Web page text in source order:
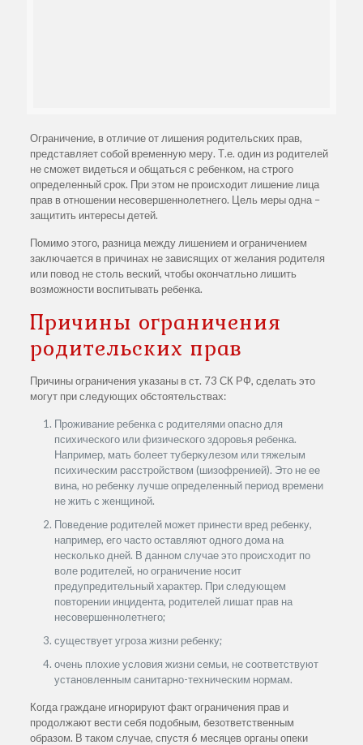
Ограничение, в отличие от лишения родительских прав,
представляет собой временную меру. Т.е. один из родителей
не сможет видеться и общаться с ребенком, на строго
определенный срок. При этом не происходит лишение лица
прав в отношении несовершеннолетнего. Цель меры одна –
защитить интересы детей.
Помимо этого, разница между лишением и ограничением
заключается в причинах не зависящих от желания родителя
или повод не столь веский, чтобы окончатльно лишить
возможности воспитывать ребенка.
Причины ограничения
родительских прав
Причины ограничения указаны в ст. 73 СК РФ, сделать это
могут при следующих обстоятельствах:
Проживание ребенка с родителями опасно для
психического или физического здоровья ребенка.
Например, мать болеет туберкулезом или тяжелым
психическим расстройством (шизофренией). Это не ее
вина, но ребенку лучше определенный период времени
не жить с женщиной.
Поведение родителей может принести вред ребенку,
например, его часто оставляют одного дома на
несколько дней. В данном случае это происходит по
воле родителей, но ограничение носит
предупредительный характер. При следующем
повторении инцидента, родителей лишат прав на
несовершеннолетнего;
существует угроза жизни ребенку;
очень плохие условия жизни семьи, не соответствуют
установленным санитарно-техническим нормам.
Когда граждане игнорируют факт ограничения прав и
продолжают вести себя подобным, безответственным
образом. В таком случае, спустя 6 месяцев органы опеки